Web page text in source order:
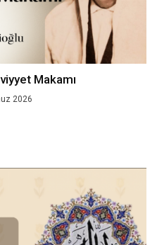
Makamı
2026